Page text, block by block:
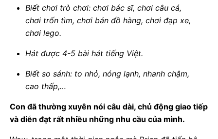
Biết chơi trò chơi: chơi bác sĩ, chơi câu cá,
chơi trốn tìm, chơi bán đồ hàng, chơi đạp xe,
chơi lego.
Hát được 4-5 bài hát tiếng Việt.
Biết so sánh: to nhỏ, nóng lạnh, nhanh chậm,
cao thấp,…
Con đã thường xuyên nói câu dài, chủ động giao tiếp
và diễn đạt rất nhiều những nhu cầu của mình.